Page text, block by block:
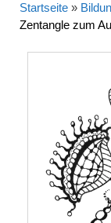
Startseite »
Zentangle zum